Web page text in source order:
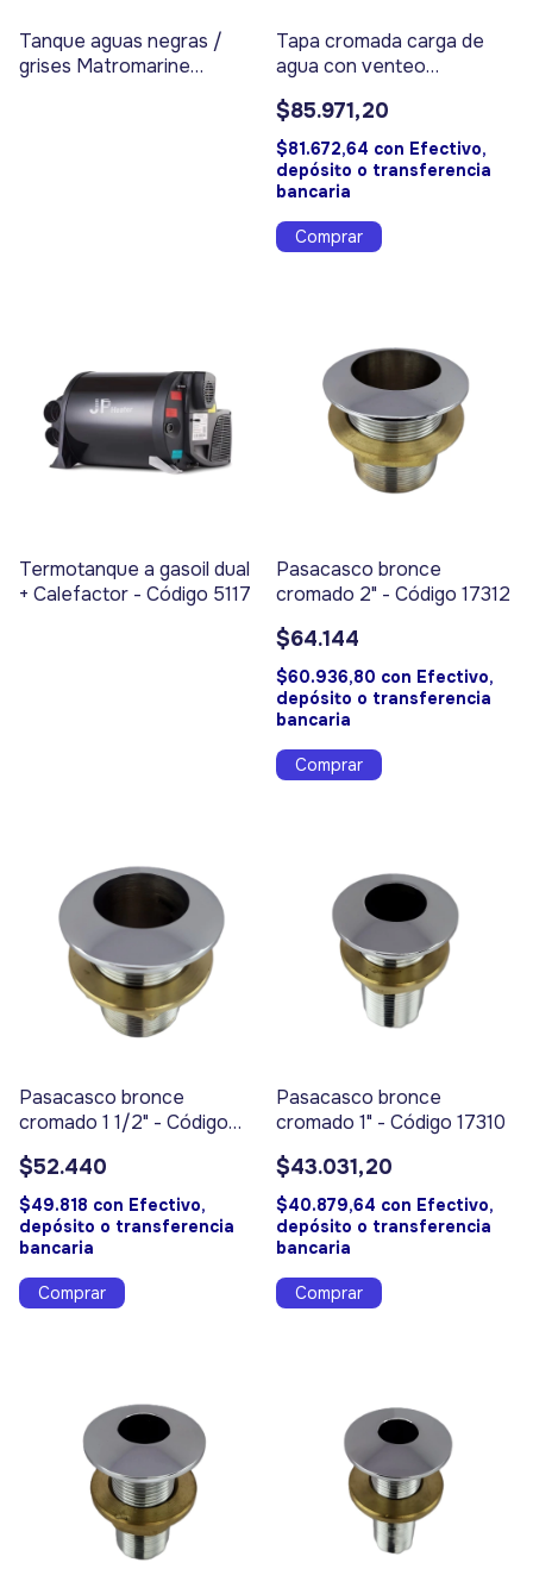
Tanque aguas negras /
grises Matromarine
Tapa cromada carga de
agua con venteo
$85.971,20
$81.672,64 con Efectivo,
depósito o transferencia
bancaria
Termotanque a gasoil dual
+ Calefactor - Código 5117
Pasacasco bronce
cromado 2" - Código 17312
$64.144
$60.936,80 con Efectivo,
depósito o transferencia
bancaria
Pasacasco bronce
cromado 1 1/2" - Código
$52.440
$49.818 con Efectivo,
depósito o transferencia
bancaria
Pasacasco bronce
cromado 1" - Código 17310
$43.031,20
$40.879,64 con Efectivo,
depósito o transferencia
bancaria